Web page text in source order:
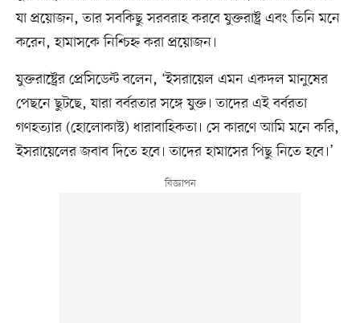
যা প্রয়োজন, তার সবকিছু সরবরাহ করবে যুক্তরাষ্ট্র এবং তিনি মনে
করেন, হামাসকে নিশ্চিহ্ন করা প্রয়োজন।
যুক্তরাষ্ট্রের প্রেসিডেন্ট বলেন, ‘ইসরায়েল এমন একদল মানুষের
পেছনে ছুটছে, যারা বর্বরতার সঙ্গে যুক্ত। তাদের এই বর্বরতা
গণহত্যার (হোলোকাস্ট) ধারাবাহিকতা। সে কারণে আমি মনে করি,
ইসরায়েলের জবাব দিতে হবে। তাদের হামাসের পিছু নিতে হবে।’